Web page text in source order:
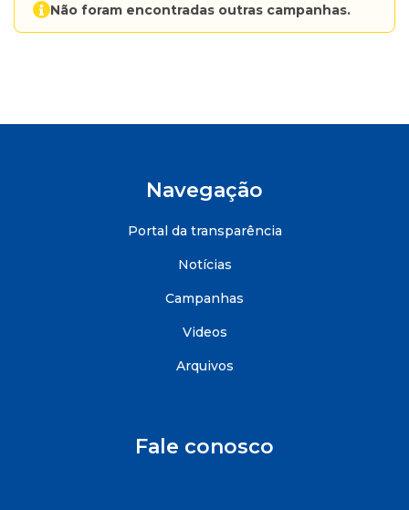
Não foram encontradas outras campanhas.
Navegação
Portal da transparência
Notícias
Campanhas
Videos
Arquivos
Fale conosco